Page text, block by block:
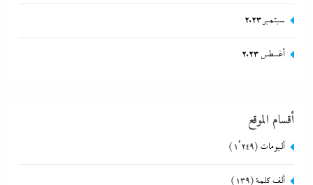
سبتمبر 2023
أغسطس 2023
أقسام الموقع
ألبومات (1٬249)
ألف كلمة(139)